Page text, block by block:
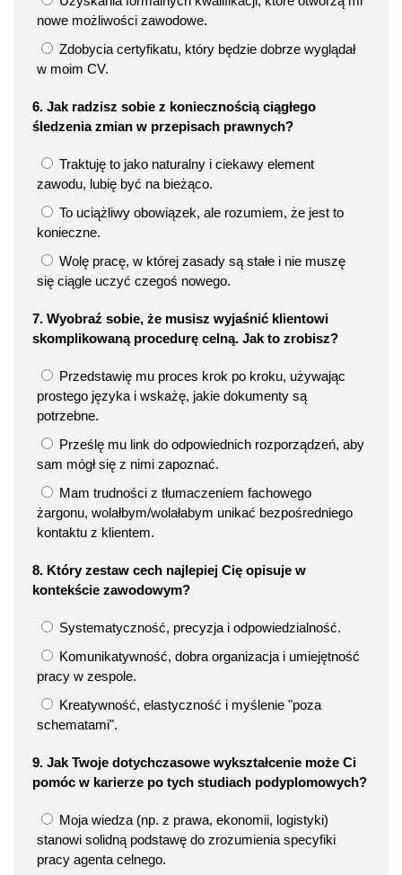
nowe możliwości zawodowe.
Zdobycia certyfikatu, który będzie dobrze wyglądał
w moim CV.
6. Jak radzisz sobie z koniecznością ciągłego
śledzenia zmian w przepisach prawnych?
Traktuję to jako naturalny i ciekawy element
zawodu, lubię być na bieżąco.
To uciążliwy obowiązek, ale rozumiem, że jest to
konieczne.
Wolę pracę, w której zasady są stałe i nie muszę
się ciągle uczyć czegoś nowego.
7. Wyobraź sobie, że musisz wyjaśnić klientowi
skomplikowaną procedurę celną. Jak to zrobisz?
Przedstawię mu proces krok po kroku, używając
prostego języka i wskażę, jakie dokumenty są
potrzebne.
Prześlę mu link do odpowiednich rozporządzeń, aby
sam mógł się z nimi zapoznać.
Mam trudności z tłumaczeniem fachowego
żargonu, wolałbym/wolałabym unikać bezpośredniego
kontaktu z klientem.
8. Który zestaw cech najlepiej Cię opisuje w
kontekście zawodowym?
Systematyczność, precyzja i odpowiedzialność.
Komunikatywność, dobra organizacja i umiejętność
pracy w zespole.
Kreatywność, elastyczność i myślenie "poza
schematami".
9. Jak Twoje dotychczasowe wykształcenie może Ci
pomóc w karierze po tych studiach podyplomowych?
Moja wiedza (np. z prawa, ekonomii, logistyki)
stanowi solidną podstawę do zrozumienia specyfiki
pracy agenta celnego.